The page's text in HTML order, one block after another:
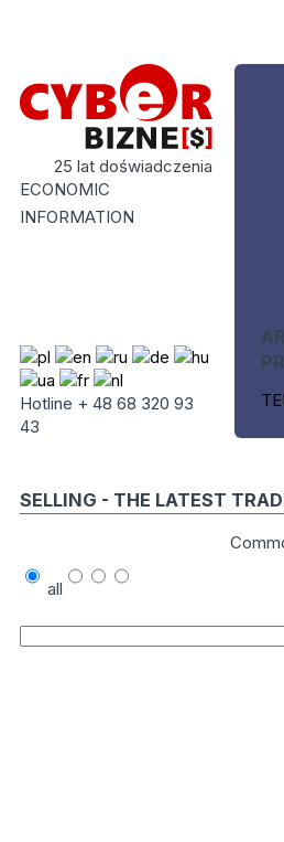
25 lat doświadczenia
ECONOMIC
INFORMATION
Hotline + 48 68 320 93
43
SELLING - THE LATEST
all